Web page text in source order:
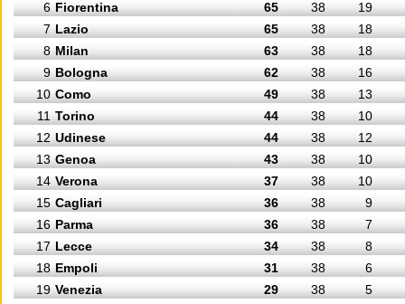
6 Fiorentina 65 38
19
7 Lazio 65 38
18
8 Milan 63 38
18
9 Bologna 62 38
16
10 Como 49 38
13
11 Torino 44 38
10
12 Udinese 44 38
12
13 Genoa 43 38
10
14 Verona 37 38
10
15 Cagliari 36 38
9
16 Parma 36 38
7
17 Lecce 34 38
8
18 Empoli 31 38
6
19 Venezia 29 38
5